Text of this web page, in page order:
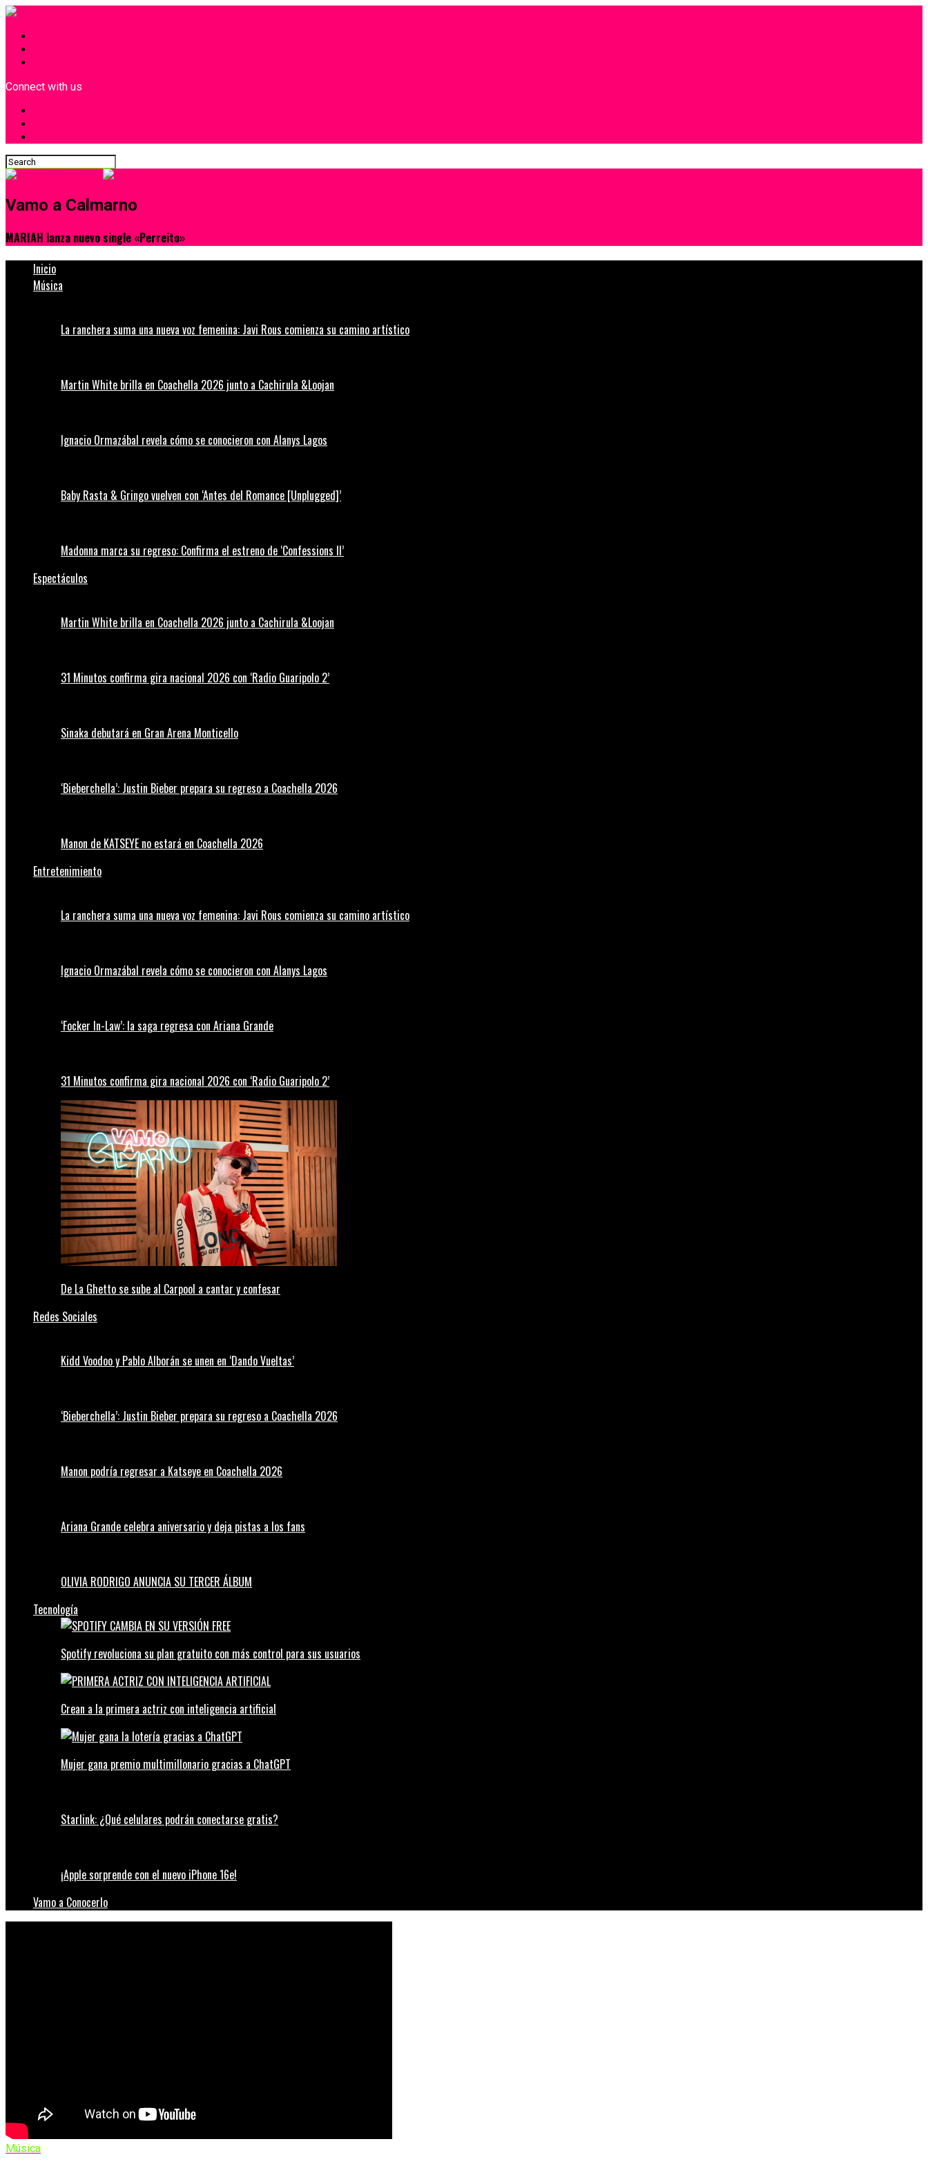
Connect with us
Vamo a Calmarno
MARIAH lanza nuevo single «Perreito»
Inicio
Música
La ranchera suma una nueva voz femenina: Javi Rous comienza su camino artístico
Martin White brilla en Coachella 2026 junto a Cachirula &Loojan
Ignacio Ormazábal revela cómo se conocieron con Alanys Lagos
Baby Rasta & Gringo vuelven con ‘Antes del Romance [Unplugged]’
Madonna marca su regreso: Confirma el estreno de ‘Confessions II’
Espectáculos
Martin White brilla en Coachella 2026 junto a Cachirula &Loojan
31 Minutos confirma gira nacional 2026 con ‘Radio Guaripolo 2’
Sinaka debutará en Gran Arena Monticello
‘Bieberchella’: Justin Bieber prepara su regreso a Coachella 2026
Manon de KATSEYE no estará en Coachella 2026
Entretenimiento
La ranchera suma una nueva voz femenina: Javi Rous comienza su camino artístico
Ignacio Ormazábal revela cómo se conocieron con Alanys Lagos
‘Focker In-Law’: la saga regresa con Ariana Grande
31 Minutos confirma gira nacional 2026 con ‘Radio Guaripolo 2’
De La Ghetto se sube al Carpool a cantar y confesar
Redes Sociales
Kidd Voodoo y Pablo Alborán se unen en ‘Dando Vueltas’
‘Bieberchella’: Justin Bieber prepara su regreso a Coachella 2026
Manon podría regresar a Katseye en Coachella 2026
Ariana Grande celebra aniversario y deja pistas a los fans
OLIVIA RODRIGO ANUNCIA SU TERCER ÁLBUM
Tecnología
Spotify revoluciona su plan gratuito con más control para sus usuarios
Crean a la primera actriz con inteligencia artificial
Mujer gana premio multimillonario gracias a ChatGPT
Starlink: ¿Qué celulares podrán conectarse gratis?
¡Apple sorprende con el nuevo iPhone 16e!
Vamo a Conocerlo
Música